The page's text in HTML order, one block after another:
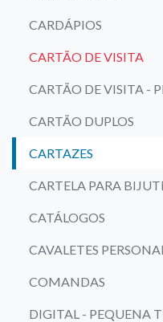
CARDÁPIOS
CARTÃO DE VISITA
CARTÃO DE VISITA -
CARTÃO DUPLOS
CARTAZES
CARTELA PARA
CATÁLOGOS
CAVALETES
COMANDAS
DIGITAL - PEQUENA